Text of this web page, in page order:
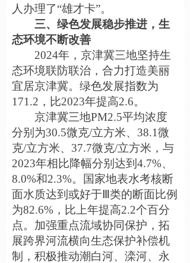
人办理了“雄才卡”。
三、绿色发展稳步推进，生
态环境不断改善
2024年，京津冀三地坚持生
态环境联防联治，合力打造美丽
宜居京津冀。绿色发展指数为
171.2，比2023年提高2.6。
京津冀三地PM2.5平均浓度
分别为30.5微克/立方米、38.1微
克/立方米、37.7微克/立方米，与
2023年相比降幅分别达到4.7%、
8.0%和2.3%。国家地表水考核断
面水质达到或好于Ⅲ类的断面比例
为82.6%，比上年提高2.2个百分
点。加强重点流域协同保护，拓
展跨界河流横向生态保护补偿机
制，积极推动潮白河、滦河、永